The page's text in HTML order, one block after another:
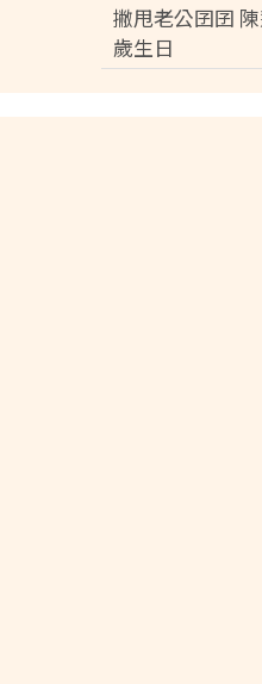
撇甩老公囝囝
歲生日